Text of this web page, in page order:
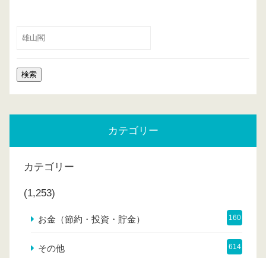
カテゴリー
カテゴリー
(1,253)
お金（節約・投資・貯金） 160
その他 614